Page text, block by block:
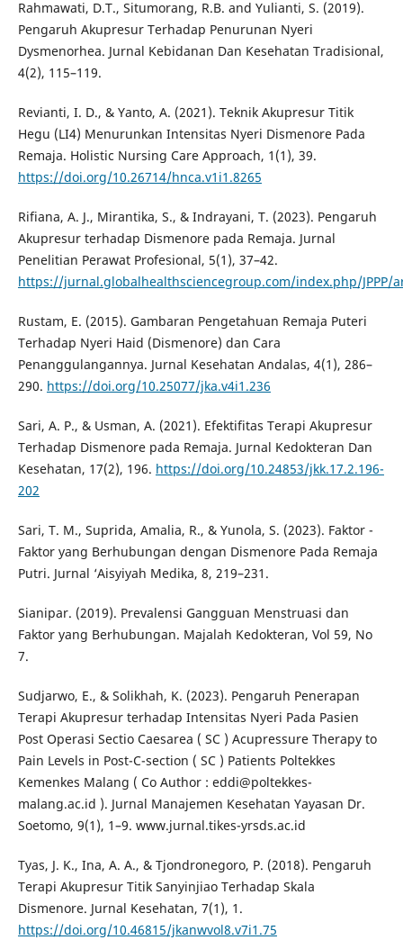
Rahmawati, D.T., Situmorang, R.B. and Yulianti, S. (2019).
Pengaruh Akupresur Terhadap Penurunan Nyeri
Dysmenorhea. Jurnal Kebidanan Dan Kesehatan Tradisional,
4(2), 115–119.
Revianti, I. D., & Yanto, A. (2021). Teknik Akupresur Titik
Hegu (LI4) Menurunkan Intensitas Nyeri Dismenore Pada
Remaja. Holistic Nursing Care Approach, 1(1), 39.
https://doi.org/10.26714/hnca.v1i1.8265
Rifiana, A. J., Mirantika, S., & Indrayani, T. (2023). Pengaruh
Akupresur terhadap Dismenore pada Remaja. Jurnal
Penelitian Perawat Profesional, 5(1), 37–42.
https://jurnal.globalhealthsciencegroup.com/index.php/JPPP/
Rustam, E. (2015). Gambaran Pengetahuan Remaja Puteri
Terhadap Nyeri Haid (Dismenore) dan Cara
Penanggulangannya. Jurnal Kesehatan Andalas, 4(1), 286–
290. https://doi.org/10.25077/jka.v4i1.236
Sari, A. P., & Usman, A. (2021). Efektifitas Terapi Akupresur
Terhadap Dismenore pada Remaja. Jurnal Kedokteran Dan
Kesehatan, 17(2), 196. https://doi.org/10.24853/jkk.17.2.196-
202
Sari, T. M., Suprida, Amalia, R., & Yunola, S. (2023). Faktor -
Faktor yang Berhubungan dengan Dismenore Pada Remaja
Putri. Jurnal ‘Aisyiyah Medika, 8, 219–231.
Sianipar. (2019). Prevalensi Gangguan Menstruasi dan
Faktor yang Berhubungan. Majalah Kedokteran, Vol 59, No
7.
Sudjarwo, E., & Solikhah, K. (2023). Pengaruh Penerapan
Terapi Akupresur terhadap Intensitas Nyeri Pada Pasien
Post Operasi Sectio Caesarea ( SC ) Acupressure Therapy to
Pain Levels in Post-C-section ( SC ) Patients Poltekkes
Kemenkes Malang ( Co Author : eddi@poltekkes-
malang.ac.id ). Jurnal Manajemen Kesehatan Yayasan Dr.
Soetomo, 9(1), 1–9. www.jurnal.tikes-yrsds.ac.id
Tyas, J. K., Ina, A. A., & Tjondronegoro, P. (2018). Pengaruh
Terapi Akupresur Titik Sanyinjiao Terhadap Skala
Dismenore. Jurnal Kesehatan, 7(1), 1.
https://doi.org/10.46815/jkanwvol8.v7i1.75